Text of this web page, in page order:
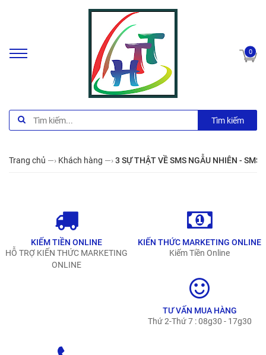
0
Tìm kiếm
Trang chủ —› Khách hàng —›3 SỰ THẬT VỀ SMS NGẪU NHIÊN -
KIẾM TIỀN ONLINE
HỖ TRỢ KIẾN THỨC MARKETING
ONLINE
KIẾN THỨC MARKETING ONLINE
Kiếm Tiền Online
TƯ VẤN MUA HÀNG
Thứ 2-Thứ 7 : 08g30 - 17g30